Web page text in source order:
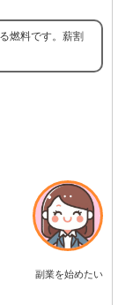
燃料です。薪割
副業を始めたい